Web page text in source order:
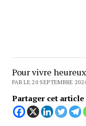
Pour vivre
PAR LE 20 SEPTEMBRE
Partager cet article